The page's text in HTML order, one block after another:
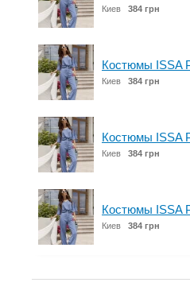
Киев 384 грн
Костюмы ISSA
Киев 384 грн
Костюмы ISSA
Киев 384 грн
Костюмы ISSA
Киев 384 грн